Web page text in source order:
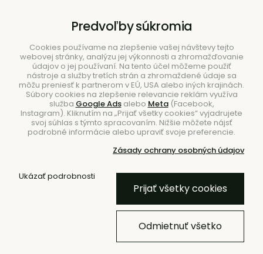
Hľadať
Úvod Značky PLUST collection
PLUST collection
Predvoľby súkromia
Cookies používame na zlepšenie vašej návštevy tejto
webovej stránky, analýzu jej výkonnosti a zhromažďovanie
údajov o jej používaní. Na tento účel môžeme použiť
nástroje a služby tretích strán a zhromaždené údaje sa
môžu preniesť k partnerom v EÚ, USA alebo iných krajinách.
Súbory cookies na zlepšenie relevancie reklám využíva
služba Google Adsalebo Meta(Facebook,
Instagram). Kliknutím na „Prijať všetky cookies“ vyjadrujete
svoj súhlas s týmto spracovaním. Nižšie môžete nájsť
podrobné informácie alebo upraviť svoje preferencie.
Zásady ochrany osobných údajov
Ukázať podrobnosti
Prijať všetky cookies
Odmietnuť všetko